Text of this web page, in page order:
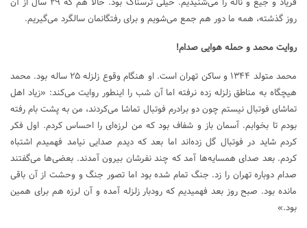
فریاد و جیغ و ناله را می‌شنیدیم. خیلی ترسناک بود. حالا هم که ۲۹ سال از آن
روز گذشته، همه ما دور هم جمع می‌شویم و برای رفتگانمان سالگرد می‌گیریم.
روایت محمد و حمله هوایی صدام!
محمد متولد ۱۳۴۴ و ساکن تهران است. او هنگام وقوع زلزله ۲۵ ساله بود. محمد
هیچگاه به مناطق زلزله زده نرفته اما آن شب را اینطور روایت می‌کند: «زیاد اهل
تماشای فوتبال نیستم چون دو برادرم فوتبال تماشا می‌کردند، من به پشت بام رفته
بودم تا بخوابم. آسمان باز و شفاف بود که من لرزه‌ای را احساس کردم. اول فکر
کردم شاید در فوتبال گل زده‌اند اما بعد که دیدم صدایی نیامد فهمیدم اشتباه
کردم. بعد صدای همسایه‌ها آمد که چند نفرشان بیرون آمدند. بعضی‌ها می‌گفتند
صدام دوباره تهران را زد. جنگ تمام شده بود اما تصور جنگ و وحشت از آن باقی
مانده بود. صبح روز بعد فهمیدیم که رودبار زلزله آمده و آن لرزه هم برای همین
بود.»